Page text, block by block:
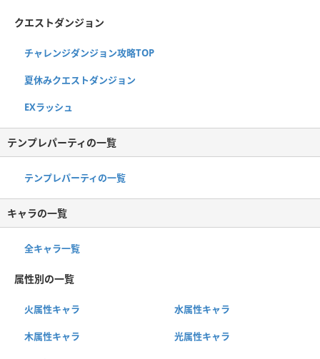
クエストダンジョン
チャレンジダンジョン攻略TOP
夏休みクエストダンジョン
EXラッシュ
テンプレパーティの一覧
テンプレパーティの一覧
キャラの一覧
全キャラ一覧
属性別の一覧
火属性キャラ 水属性キャラ
木属性キャラ 光属性キャラ